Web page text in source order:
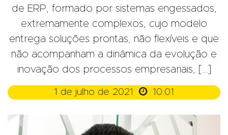
de ERP, formado por sistemas engessados,
extremamente complexos, cujo modelo
entrega soluções prontas, não flexíveis e que
não acompanham a dinâmica da evolução e
inovação dos processos empresariais, […]
1 de julho de 2021  10:01